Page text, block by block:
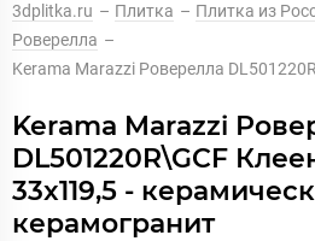
3dplitka.ru – Плитка – Плитка из
Роверелла –
Kerama Marazzi Роверелла
Kerama Marazzi
DL501220R\GCF
33x119,5 -
керамогранит